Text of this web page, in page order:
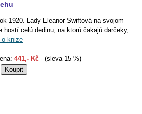
1920. Lady Eleanor Swiftová na svojom
hostí celú dedinu, na ktorú čakajú darčeky,
o knize
441,- Kč - (sleva 15 %)